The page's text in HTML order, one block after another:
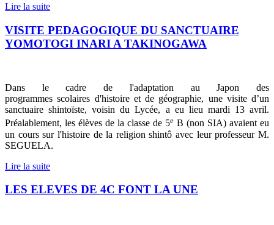
Lire la suite
VISITE PEDAGOGIQUE DU SANCTUAIRE
YOMOTOGI INARI A TAKINOGAWA
Dans le cadre de l'adaptation au Japon des
programmes scolaires d'histoire et de géographie, une visite d’un
sanctuaire shintoïste, voisin du Lycée, a eu lieu mardi 13 avril.
Préalablement, les élèves de la classe de 5e B (non SIA) avaient eu
un cours sur l'histoire de la religion shintô avec leur professeur M.
SEGUELA.
Lire la suite
LES ELEVES DE 4C FONT LA UNE